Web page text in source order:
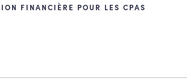
FINANCIÈRE POUR LES CPAS